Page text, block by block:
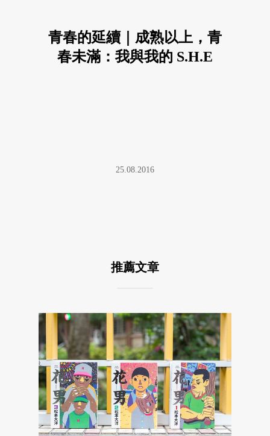
青春的延續｜成熟以上，青
春未滿：我與我的 S.H.E
25.08.2016
推薦文章